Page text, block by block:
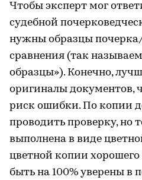
Чтобы эксперт мог
судебной
нужны образцы
сравнения (так
образцы»). Конечно,
оригиналы документов,
риск ошибки. По копии
проводить проверку, но
выполнена в виде
цветной копии
быть на 100% уверены в